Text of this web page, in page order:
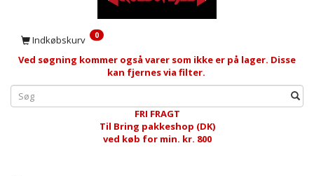
Indkøbskurv 0
Ved søgning kommer også varer som ikke er på lager. Disse
kan fjernes via filter.
FRI FRAGT
Til Bring pakkeshop (DK)
ved køb for min. kr. 800